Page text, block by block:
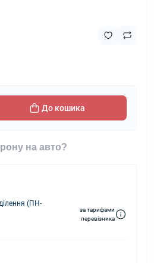
До кошика
на авто?
(ПН-
за тарифами
перевізника